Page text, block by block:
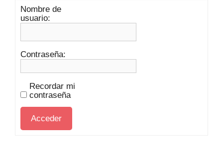
Nombre de
usuario:
Contraseña:
Recordar mi
contraseña
Acceder